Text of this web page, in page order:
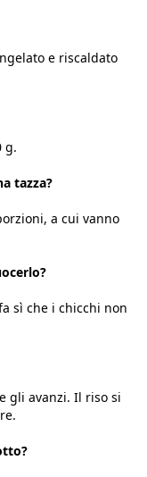
e riscaldato
g.
tazza?
a cui vanno
sì che i chicchi non
gli avanzi. Il riso si